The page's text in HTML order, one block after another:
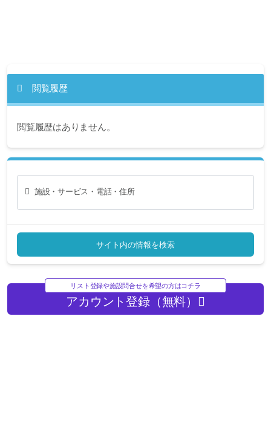
閲覧履歴
閲覧履歴はありません。
施設・サービス・電話・住所
サイト内の情報を検索
リスト登録や施設問合せを希望の方はコチラ
アカウント登録（無料）